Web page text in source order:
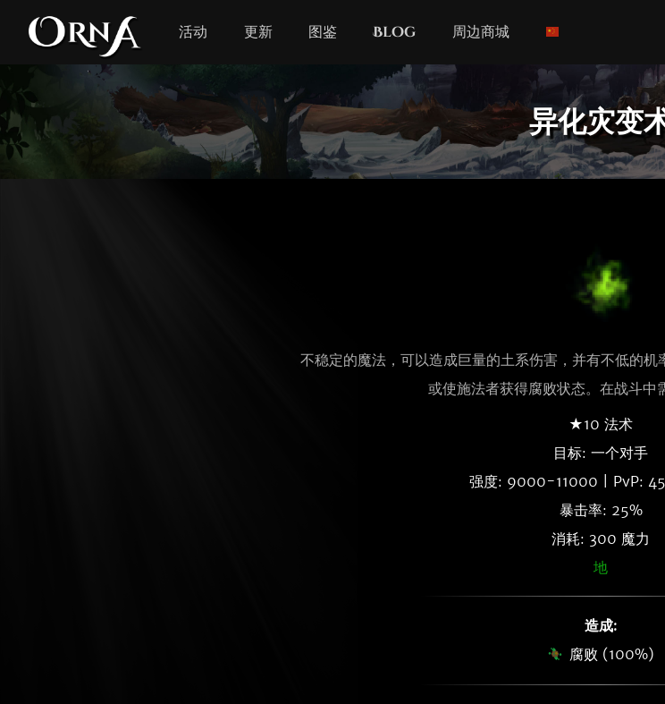
活动 更新 图鉴 Blog 周边商城
异化灾变
不稳定的魔法，可以造成巨量的土系伤害，并有不低的机
或使施法者获得腐败状态。在战斗中
★10 法术
目标: 一个对手
强度: 9000-11000 | PvP:
暴击率: 25%
消耗: 300 魔力
地
造成:
腐败 (100%)